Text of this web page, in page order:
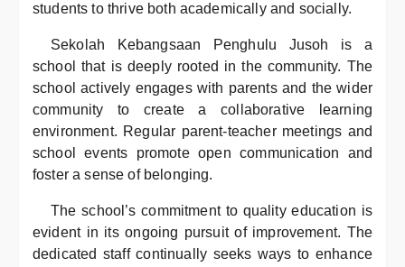
students to thrive both academically and socially.
Sekolah Kebangsaan Penghulu Jusoh is a
school that is deeply rooted in the community. The
school actively engages with parents and the wider
community to create a collaborative learning
environment. Regular parent-teacher meetings and
school events promote open communication and
foster a sense of belonging.
The school’s commitment to quality education is
evident in its ongoing pursuit of improvement. The
dedicated staff continually seeks ways to enhance